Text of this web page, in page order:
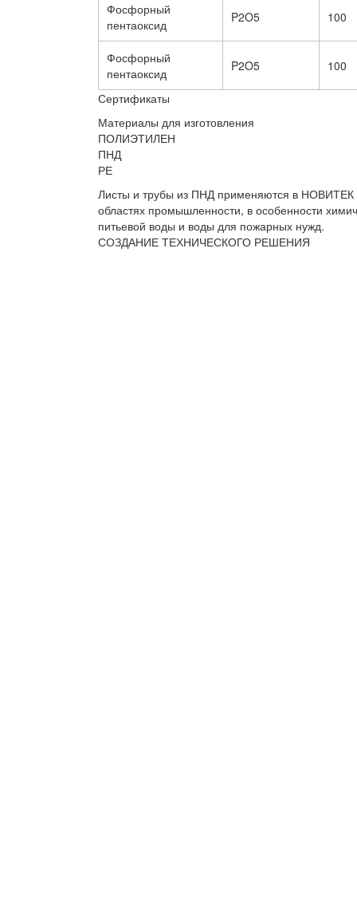
Фосфорный
пентаоксид
P2O5 100
Фосфорный
пентаоксид
P2O5 100
Сертификаты
Материалы для изготовления
ПОЛИЭТИЛЕН
ПНД
РЕ
Листы и трубы из ПНД применяются в НОВИТЕК
областях промышленности, в особенности
питьевой воды и воды для пожарных нужд.
СОЗДАНИЕ ТЕХНИЧЕСКОГО РЕШЕНИЯ